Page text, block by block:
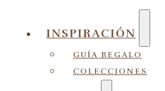
INSPIRACIÓN
GUÍA REGALO
COLECCIONES